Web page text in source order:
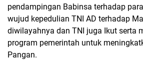
pendampingan Babinsa terhadap
wujud kepedulian TNI AD terhadap
diwilayahnya dan TNI juga Ikut serta
program pemerintah untuk
Pangan.